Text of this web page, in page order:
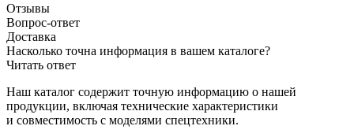
Отзывы
Вопрос-ответ
Доставка
Насколько точна информация в вашем каталоге?
Читать ответ
Наш каталог содержит точную информацию о нашей
продукции, включая технические характеристики
и совместимость с моделями спецтехники.